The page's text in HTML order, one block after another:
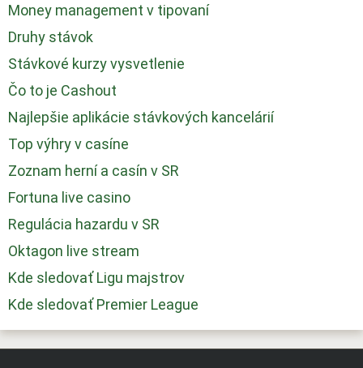
Money management v tipovaní
Druhy stávok
Stávkové kurzy vysvetlenie
Čo to je Cashout
Najlepšie aplikácie stávkových kancelárií
Top výhry v casíne
Zoznam herní a casín v SR
Fortuna live casino
Regulácia hazardu v SR
Oktagon live stream
Kde sledovať Ligu majstrov
Kde sledovať Premier League